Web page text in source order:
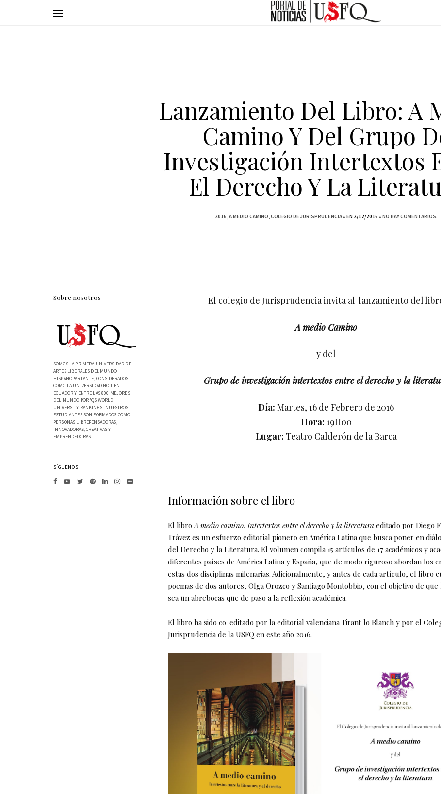
Lanzamiento Del Libro: A
Camino Y Del Grupo
Investigación Intertextos
El Derecho Y La
2016 A MEDIO CAMINO COLEGIO DE JURISPRUDENCIA EN 2/12/2016 NO HAY COMENTARIOS.
El colegio de Jurisprudencia invita al lanzamiento del
A medio Camino
y del
Grupo de investigación intertextos entre el derecho y la
Día: Martes, 16 de Febrero de 2016
Hora: 19H00
Lugar: Teatro Calderón de la Barca
Información sobre el libro
El libro A medio camino. Intertextos entre el derecho y la literatura editado por Diego
Trávez es un esfuerzo editorial pionero en América Latina que busca poner en
del Derecho y la Literatura. El volumen compila 15 artículos de 17 académicos y
diferentes países de América Latina y España, que de modo riguroso abordan los
estas dos disciplinas milenarias. Adicionalmente, y antes de cada artículo, el libro
poemas de dos autores, Olga Orozco y Santiago Montobbio, con el objetivo de
sea un abrebocas que de paso a la reflexión académica.
El libro ha sido co-editado por la editorial valenciana Tirant lo Blanch y por el
Jurisprudencia de la USFQ en este año 2016.
Sobre nosotros
SOMOS LA PRIMERA UNIVERSIDAD DE
ARTES LIBERALES DEL MUNDO
HISPANOPARLANTE, CONSIDERADOS
COMO LA UNIVERSIDAD NO.1 EN
ECUADOR Y ENTRE LAS 800 MEJORES
DEL MUNDO POR 'QS WORLD
UNIVERSITY RANKINGS'. NUESTROS
ESTUDIANTES SON FORMADOS COMO
PERSONAS LIBREPENSADORAS,
INNOVADORAS, CREATIVAS Y
EMPRENDEDORAS.
SÍGUENOS